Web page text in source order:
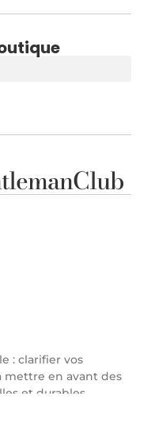
: clarifier vos
mettre en avant des
et durables,